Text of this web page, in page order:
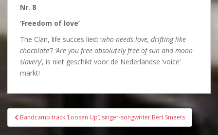
Nr. 8
‘Freedom of love’
The Clan, life succes lied: ‘who needs love, drifting like
chocolate’? ‘Are you free absolutely free of sun and moon
slavery’, is niet geschikt voor de Nederlandse ‘voice’
markt!
Bericht
navigatie
Bandcamp track ‘Loosen Up’, singer-songwriter Bert Smeets